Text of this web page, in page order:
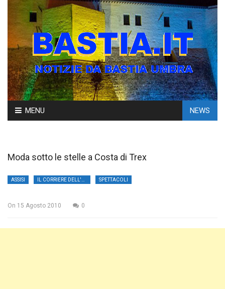
Skip
to
MENU NEWS
Moda sotto le stelle a Costa di Trex
ASSISI SPETTACOLI
On 15 Agosto 2010 0